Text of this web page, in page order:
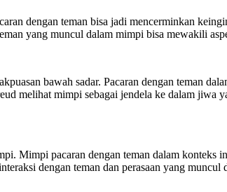
dengan teman bisa jadi mencerminkan
yang muncul dalam mimpi bisa mewakili
bawah sadar. Pacaran dengan teman
melihat mimpi sebagai jendela ke dalam
Mimpi pacaran dengan teman dalam konteks
dengan teman dan perasaan yang